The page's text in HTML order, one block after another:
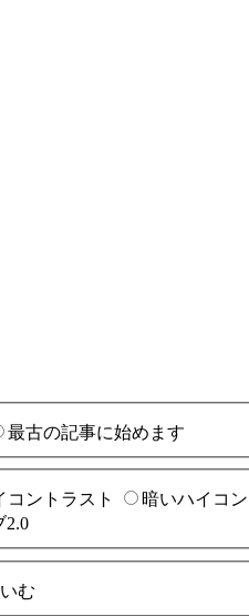
最古の記事に始めます
コントラスト
暗いハイコ
2.0
む